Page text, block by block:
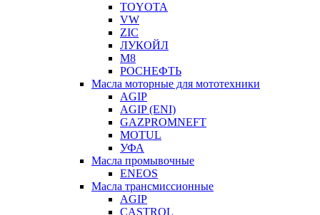
TOYOTA
VW
ZIC
ЛУКОЙЛ
М8
РОСНЕФТЬ
Масла моторные для мототехники
AGIP
AGIP (ENI)
GAZPROMNEFT
MOTUL
УФА
Масла промывочные
ENEOS
Масла трансмиссионные
AGIP
CASTROL